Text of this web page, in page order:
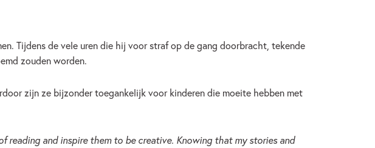
Tijdens de vele uren die hij voor straf op de gang doorbracht, tekende
zouden worden.
zijn ze bijzonder toegankelijk voor kinderen die moeite hebben met
and inspire them to be creative. Knowing that my stories and